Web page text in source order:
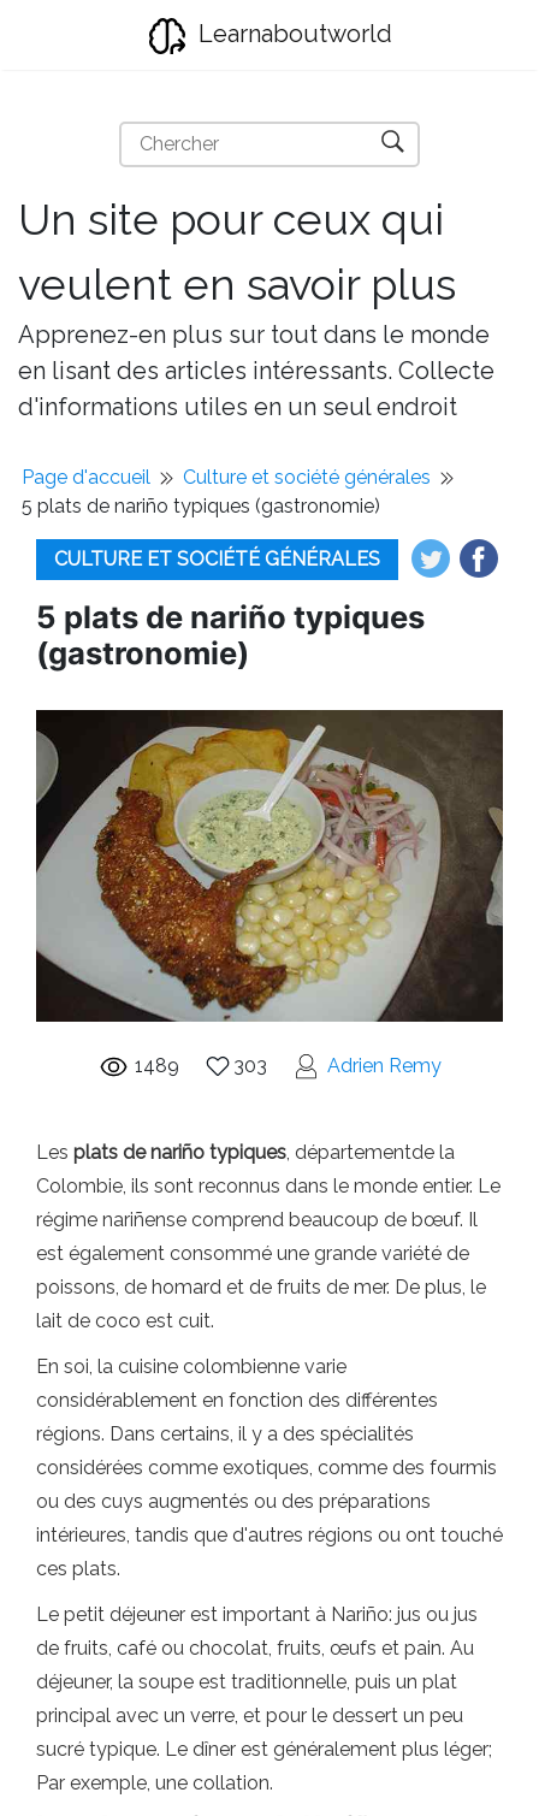
Learnaboutworld
Un site pour ceux qui
veulent en savoir plus
Apprenez-en plus sur tout dans le monde
en lisant des articles intéressants. Collecte
d'informations utiles en un seul endroit
Page d'accueil
Culture et société générales
5 plats de nariño typiques (gastronomie)
CULTURE ET SOCIÉTÉ GÉNÉRALES
5 plats de nariño typiques
(gastronomie)
1489 303 Adrien Remy
Les plats de nariño typiques , départementde la
Colombie, ils sont reconnus dans le monde entier. Le
régime nariñense comprend beaucoup de bœuf. Il
est également consommé une grande variété de
poissons, de homard et de fruits de mer. De plus, le
lait de coco est cuit.
En soi, la cuisine colombienne varie
considérablement en fonction des différentes
régions. Dans certains, il y a des spécialités
considérées comme exotiques, comme des fourmis
ou des cuys augmentés ou des préparations
intérieures, tandis que d'autres régions ou ont touché
ces plats.
Le petit déjeuner est important à Nariño: jus ou jus
de fruits, café ou chocolat, fruits, œufs et pain. Au
déjeuner, la soupe est traditionnelle, puis un plat
principal avec un verre, et pour le dessert un peu
sucré typique. Le dîner est généralement plus léger;
Par exemple, une collation.